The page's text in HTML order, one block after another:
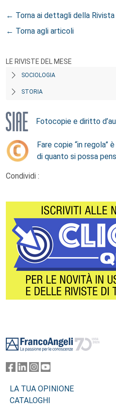
← Torna ai dettagli della Rivista
← Torna agli articoli
LE RIVISTE DEL MESE
SOCIOLOGIA
STORIA
Fotocopie e diritto
Fare copie “in regola”
di quanto si possa
Condividi :
LA TUA OPINIONE
CATALOGHI